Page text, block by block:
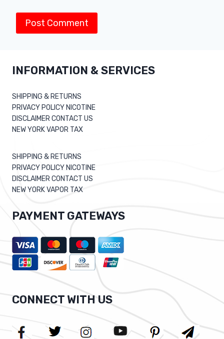
INFORMATION & SERVICES
SHIPPING & RETURNS
PRIVACY POLICY NICOTINE
DISCLAIMER CONTACT US
NEW YORK VAPOR TAX
SHIPPING & RETURNS
PRIVACY POLICY NICOTINE
DISCLAIMER CONTACT US
NEW YORK VAPOR TAX
PAYMENT GATEWAYS
CONNECT WITH US